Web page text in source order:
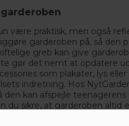
være praktisk, men også
garderoben på, så den
greb kan give
gør det nemt at opdatere
som plakater, lys
indretning. Hos
den kan afspejle
du sikre, at garderoben altid
at skabe et rum, der er